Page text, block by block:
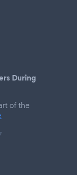
During
of the